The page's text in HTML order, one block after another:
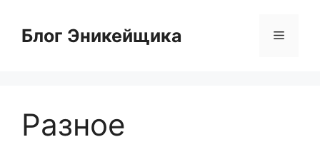
содержимому
Блог Эникейщика Меню
Разное